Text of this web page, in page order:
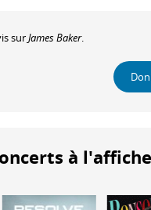
surJames Baker.
à l'affiche